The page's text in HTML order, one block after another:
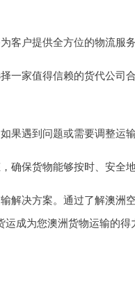
户提供全方位的物流服
一家值得信赖的货代公司合
遇到问题或需要调整运
确保货物能够按时、安全地
解决方案。通过了解澳洲
成为您澳洲货物运输的得